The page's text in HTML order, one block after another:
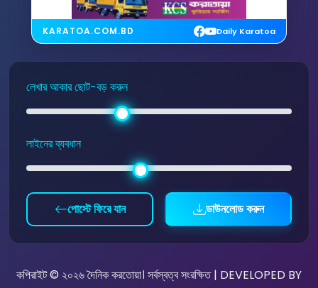
KARATOA.COM.BD Daily Karatoa
লেখার আকার ছোট-বড় করুন
লাইনের ব্যবধান
পোস্টে ফিরে যান ডাউনলোড করুন
কপিরাইট © ২০২৬ দৈনিক করতোয়া। সর্বস্বত্ব সংরক্ষিত | DEVELOPED BY